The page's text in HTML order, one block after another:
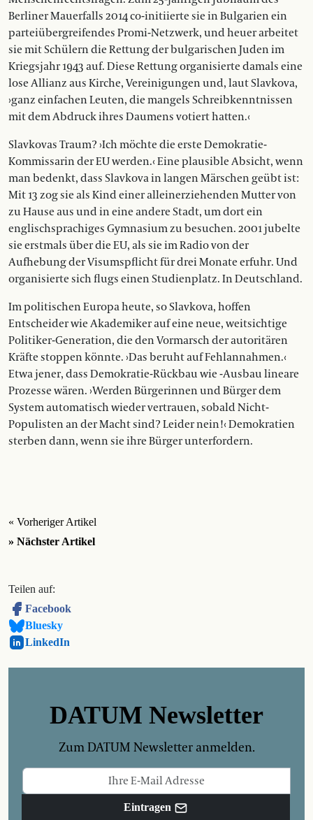
Berliner Mauerfalls 2014 co-initiierte sie in Bulgarien ein
parteiübergreifendes Promi-Netzwerk, und heuer arbeitet
sie mit Schülern die Rettung der bulgarischen Juden im
Kriegsjahr 1943 auf. Diese Rettung organisierte damals eine
lose Allianz aus Kirche, Vereinigungen und, laut Slavkova,
›ganz einfachen Leuten, die mangels Schreibkenntnissen
mit dem Abdruck ihres Daumens votiert hatten.‹
Slavkovas Traum? ›Ich möchte die erste Demokratie-
Kommissarin der EU werden.‹ Eine plausible Absicht, wenn
man bedenkt, dass Slavkova in langen Märschen geübt ist:
Mit 13 zog sie als Kind einer alleinerziehenden Mutter von
zu Hause aus und in eine andere Stadt, um dort ein
englischsprachiges Gymnasium zu besuchen. 2001 jubelte
sie erstmals über die EU, als sie im Radio von der
Aufhebung der Visumspflicht für drei Monate erfuhr. Und
organisierte sich flugs einen Studienplatz. In Deutschland.
Im politischen Europa heute, so Slavkova, hoffen
Entscheider wie Akademiker auf eine neue, weitsichtige
Politiker-Generation, die den Vormarsch der autoritären
Kräfte stoppen könnte. ›Das beruht auf Fehlannahmen.‹
Etwa jener, dass Demokratie-Rückbau wie -Ausbau lineare
Prozesse wären. ›Werden Bürgerinnen und Bürger dem
System automatisch wieder vertrauen, sobald Nicht-
Populisten an der Macht sind? Leider nein!‹ Demokratien
sterben dann, wenn sie ihre Bürger unterfordern.
« Vorheriger Artikel
» Nächster Artikel
Teilen auf:
Facebook
Bluesky
LinkedIn
DATUM Newsletter
Zum DATUM Newsletter anmelden.
Eintragen